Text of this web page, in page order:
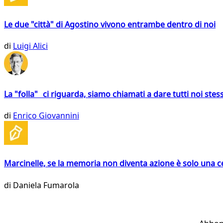
Le due "città" di Agostino vivono entrambe dentro di noi
di Luigi Alici
La "folla" ci riguarda, siamo chiamati a dare tutti noi
di Enrico Giovannini
Marcinelle, se la memoria non diventa azione è solo una
di Daniela Fumarola